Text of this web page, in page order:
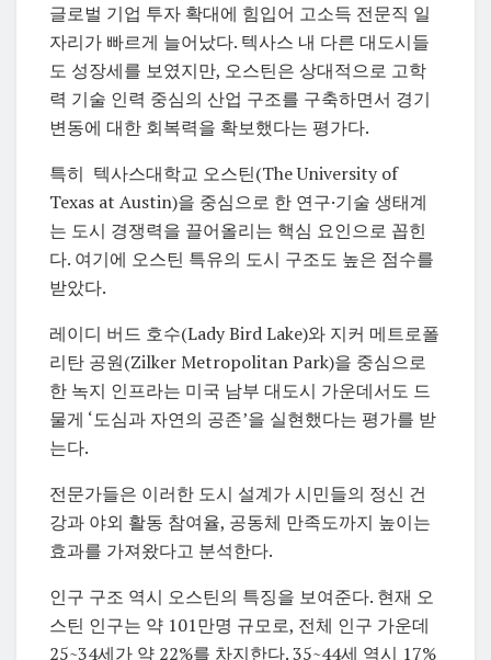
글로벌 기업 투자 확대에 힘입어 고소득 전문직 일
자리가 빠르게 늘어났다. 텍사스 내 다른 대도시들
도 성장세를 보였지만, 오스틴은 상대적으로 고학
력 기술 인력 중심의 산업 구조를 구축하면서 경기
변동에 대한 회복력을 확보했다는 평가다.
특히 텍사스대학교 오스틴(The University of
Texas at Austin)을 중심으로 한 연구·기술 생태계
는 도시 경쟁력을 끌어올리는 핵심 요인으로 꼽힌
다. 여기에 오스틴 특유의 도시 구조도 높은 점수를
받았다.
레이디 버드 호수(Lady Bird Lake)와 지커 메트로폴
리탄 공원(Zilker Metropolitan Park)을 중심으로
한 녹지 인프라는 미국 남부 대도시 가운데서도 드
물게 ‘도심과 자연의 공존’을 실현했다는 평가를 받
는다.
전문가들은 이러한 도시 설계가 시민들의 정신 건
강과 야외 활동 참여율, 공동체 만족도까지 높이는
효과를 가져왔다고 분석한다.
인구 구조 역시 오스틴의 특징을 보여준다. 현재 오
스틴 인구는 약 101만명 규모로, 전체 인구 가운데
25~34세가 약 22%를 차지한다. 35~44세 역시 17%